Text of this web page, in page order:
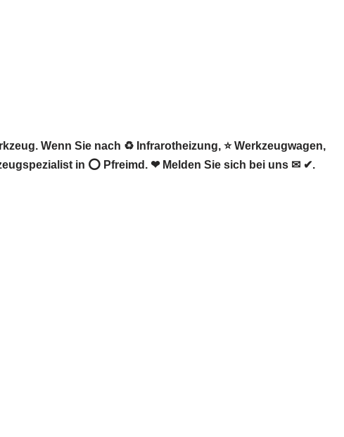
Wenn Sie nach ♻ Infrarotheizung, ⭐ Werkzeugwagen,
in ⭕ Pfreimd. ❤ Melden Sie sich bei uns ✉ ✔.